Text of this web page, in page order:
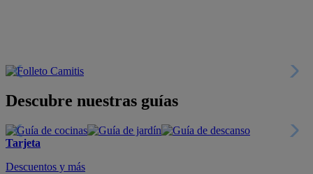
Descubre nuestras guías
Tarjeta
Descuentos y más